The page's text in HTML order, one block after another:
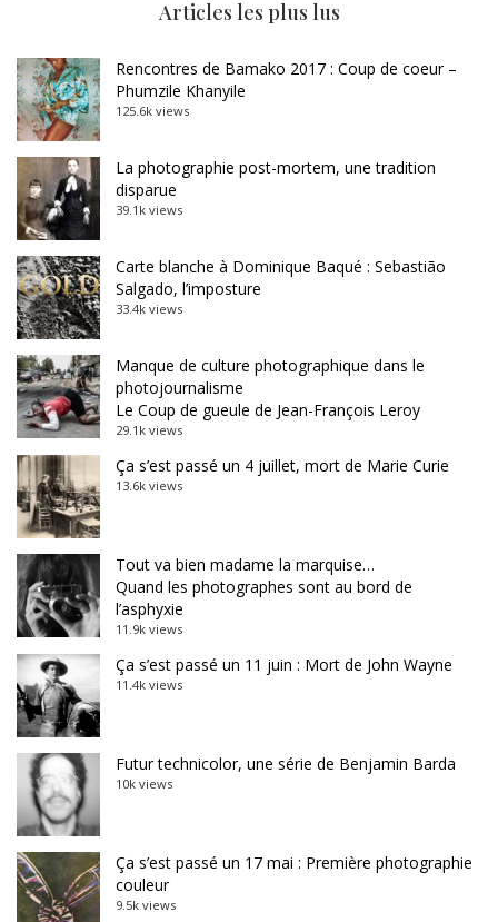
Articles les plus lus
Rencontres de Bamako 2017 : Coup de coeur –
Phumzile Khanyile
125.6k views
La photographie post-mortem, une tradition
disparue
39.1k views
Carte blanche à Dominique Baqué : Sebastião
Salgado, l’imposture
33.4k views
Manque de culture photographique dans le
photojournalisme
Le Coup de gueule de Jean-François Leroy
29.1k views
Ça s’est passé un 4 juillet, mort de Marie Curie
13.6k views
Tout va bien madame la marquise…
Quand les photographes sont au bord de
l’asphyxie
11.9k views
Ça s’est passé un 11 juin : Mort de John Wayne
11.4k views
Futur technicolor, une série de Benjamin Barda
10k views
Ça s’est passé un 17 mai : Première photographie
couleur
9.5k views